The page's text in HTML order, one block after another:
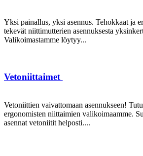
Yksi painallus, yksi asennus. Tehokkaat ja
tekevät niittimutterien asennuksesta
Valikoimastamme löytyy...
Vetoniittaimet
Vetoniittien vaivattomaan asennukseen!
ergonomisten niittaimien valikoimaamme.
asennat vetoniitit helposti....